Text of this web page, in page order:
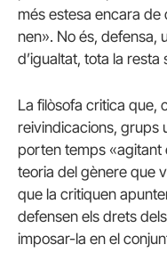
més estesa encara de
nen». No és, defensa,
d’igualtat, tota la resta
La filòsofa critica que,
reivindicacions, grups
porten temps «agitant
teoria del gènere que
que la critiquen
defensen els drets
imposar-la en el